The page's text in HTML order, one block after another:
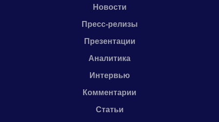
Новости
Пресс-релизы
Презентации
Аналитика
Интервью
Комментарии
Статьи